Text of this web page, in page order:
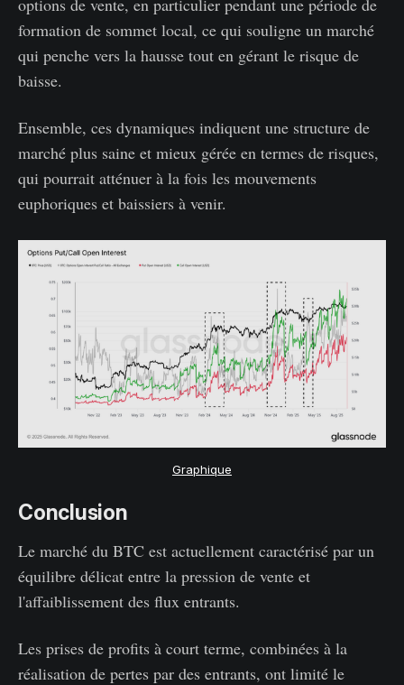
options de vente, en particulier pendant une période de
formation de sommet local, ce qui souligne un marché
qui penche vers la hausse tout en gérant le risque de
baisse.
Ensemble, ces dynamiques indiquent une structure de
marché plus saine et mieux gérée en termes de risques,
qui pourrait atténuer à la fois les mouvements
euphoriques et baissiers à venir.
Graphique
Conclusion
Le marché du BTC est actuellement caractérisé par un
équilibre délicat entre la pression de vente et
l'affaiblissement des flux entrants.
Les prises de profits à court terme, combinées à la
réalisation de pertes par des entrants, ont limité le